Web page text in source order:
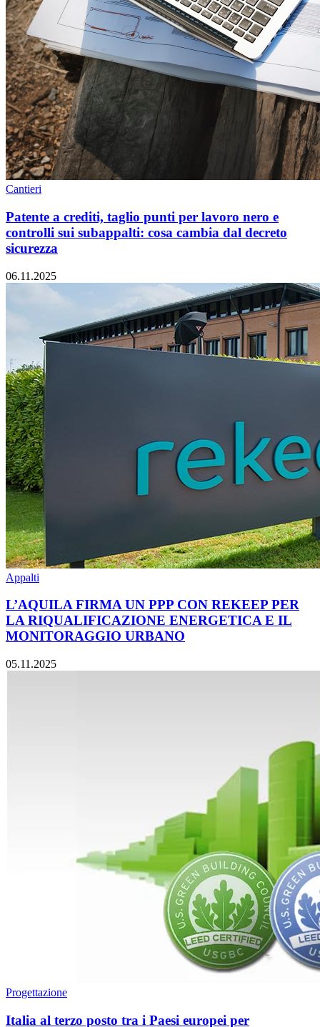
Cantieri
Patente a crediti, taglio punti per lavoro nero e
controlli sui subappalti: cosa cambia dal decreto
sicurezza
06.11.2025
Appalti
L’AQUILA FIRMA UN PPP CON REKEEP PER
LA RIQUALIFICAZIONE ENERGETICA E IL
MONITORAGGIO URBANO
05.11.2025
Progettazione
Italia al terzo posto tra i Paesi europei per